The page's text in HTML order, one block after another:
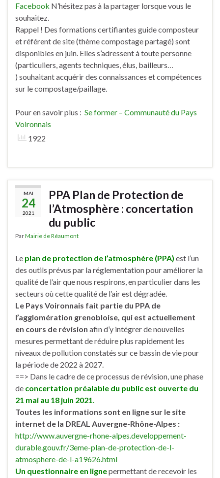
Facebook N’hésitez pas à la partager lorsque vous le
souhaitez.
Rappel ! Des formations certifiantes guide composteur
et référent de site (thème compostage partagé) sont
disponibles en juin. Elles s’adressent à toute personne
(particuliers, agents techniques, élus, bailleurs…
) souhaitant acquérir des connaissances et compétences
sur le compostage/paillage.
Pour en savoir plus : Se former – Communauté du Pays
Voironnais
1922
MAI
24
2021
PPA Plan de Protection de
l’Atmosphère : concertation
du public
ParMairie de Réaumont
Le plan de protection de l’atmosphère (PPA) est l’un
des outils prévus par la réglementation pour améliorer la
qualité de l’air que nous respirons, en particulier dans les
secteurs où cette qualité de l’air est dégradée.
Le Pays Voironnais fait partie du PPA de
l’agglomération grenobloise, qui est actuellement
en cours de révision afin d’y intégrer de nouvelles
mesures permettant de réduire plus rapidement les
niveaux de pollution constatés sur ce bassin de vie pour
la période de 2022 à 2027.
==> Dans le cadre de ce processus de révision, une phase
de concertation préalable du public est ouverte du
21 mai au 18 juin 2021.
Toutes les informations sont en ligne sur le site
internet de la DREAL Auvergne-Rhône-Alpes :
http://www.auvergne-rhone-alpes.developpement-
durable.gouv.fr/3eme-plan-de-protection-de-l-
atmosphere-de-l-a19626.html
Un questionnaire en lignepermettant de recevoir les